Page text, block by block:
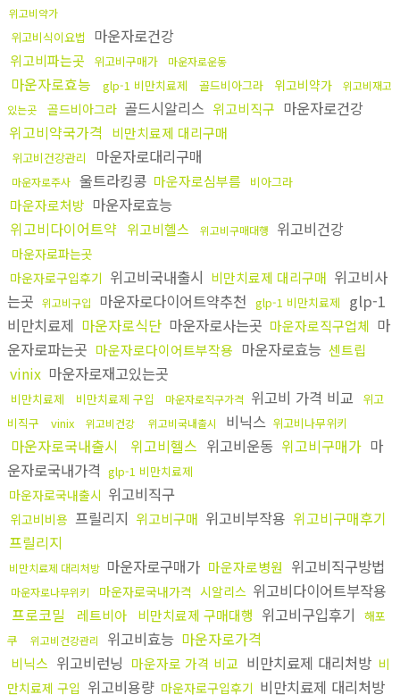
위고비약가
위고비식이요법 마운자로건강
위고비파는곳 위고비구매가 마운자로운동
마운자로효능 glp-1 비만치료제 골드비아그라 위고비약가
위고비재고
있는곳
골드비아그라 골드시알리스 위고비직구 마운자로건강
위고비약국가격
비만치료제 대리구매
위고비건강관리 마운자로대리구매
마운자로주사 울트라킹콩 마운자로심부름 비아그라
마운자로처방 마운자로효능
위고비다이어트약
위고비헬스 위고비구매대행 위고비건강
마운자로파는곳
마운자로구입후기 위고비국내출시 비만치료제 대리구매 위고비사
는곳 위고비구입 마운자로다이어트약추천 glp-1 비만치료제
glp-1
비만치료제 마운자로식단 마운자로사는곳 마운자로직구업체 마
운자로파는곳 마운자로다이어트부작용 마운자로효능 센트립
vinix 마운자로재고있는곳
비만치료제 비만치료제 구입 마운자로직구가격 위고비 가격 비교
위고
비직구
vinix 위고비건강 위고비국내출시 비닉스 위고비나무위키
마운자로국내출시 위고비헬스 위고비운동 위고비구매가 마
운자로국내가격 glp-1 비만치료제
마운자로국내출시 위고비직구
위고비비용 프릴리지 위고비구매 위고비부작용 위고비구매후기
프릴리지
비만치료제 대리처방 마운자로구매가 마운자로병원 위고비직구방법
마운자로나무위키 마운자로국내가격 시알리스 위고비다이어트부작용
프로코밀
레트비아 비만치료제 구매대행 위고비구입후기
해포
쿠
위고비건강관리 위고비효능 마운자로가격
비닉스 위고비런닝 마운자로 가격 비교 비만치료제 대리처방 비
만치료제 구입 위고비용량 마운자로구입후기 비만치료제 대리처방